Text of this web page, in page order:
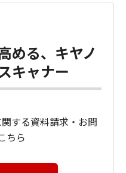
める、キヤノ
キャナー
する資料請求・お問
ちら